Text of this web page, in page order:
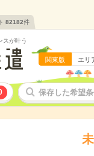
82182件
スが叶う
関東版 エリ
保存した希望